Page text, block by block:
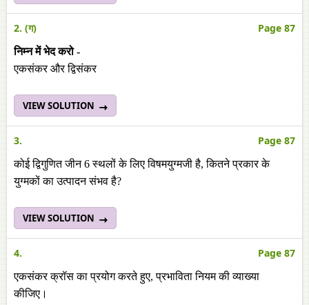
2. (ग) Page 87
निम्न में भेद करो -
एकसंकर और द्विसंकर
VIEW SOLUTION
3. Page 87
कोई द्विगुणित जीन 6 स्थलों के लिए विषमयुग्मजी है, कितने प्रकार के
युग्मकों का उत्पादन संभव है?
VIEW SOLUTION
4. Page 87
एकसंकर क्रॉस का प्रयोग करते हुए, प्रभाविता नियम की व्याख्या
कीजिए।